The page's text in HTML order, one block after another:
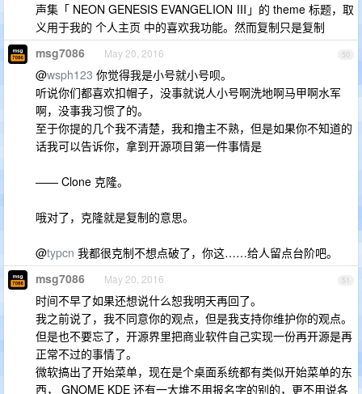
声集「 NEON GENESIS EVANGELION Ⅲ」的 theme 标题，取
义用于我的 个人主页 中的喜欢我功能。然而复制只是复制
50
msg7086 May 20, 2016
@wsph123 你觉得我是小号就小号呗。
听说你们都喜欢扣帽子，没事就说人小号啊洗地啊马甲啊水军
啊，没事我习惯了的。
至于你提的几个我不清楚，我和撸主不熟，但是如果你不知道的
话我可以告诉你，拿到开源项目第一件事情是
—— Clone 克隆。
哦对了，克隆就是复制的意思。
@typcn 我都很克制不想点破了，你这……给人留点台阶吧。
51
msg7086 May 20, 2016
时间不早了如果还想说什么恕我明天再回了。
我之前说了，我不同意你的观点，但是我支持你维护你的观点。
但是也不要忘了，开源界里把商业软件自己实现一份再开源是再
正常不过的事情了。
微软搞出了开始菜单，现在是个桌面系统都有类似开始菜单的东
西， GNOME KDE 还有一大堆不用报名字的别的，更不用说各